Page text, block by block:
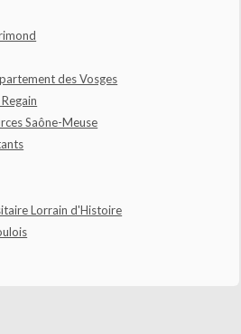
des Vosges
Saône-Meuse
Lorrain d'Histoire